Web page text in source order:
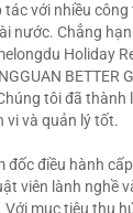
với nhiều
nước. Chẳng
Holiday
BETTER
tôi đã thành
vi và quản lý tốt.
đốc điều hành
viên lành nghề
Với mục tiêu thu